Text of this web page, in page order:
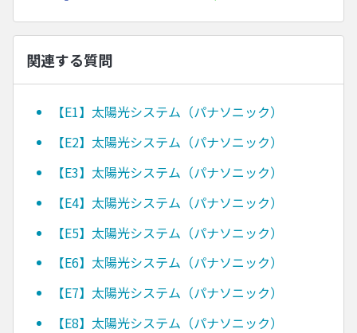
関連する質問
【E1】太陽光システム（パナソニック）
【E2】太陽光システム（パナソニック）
【E3】太陽光システム（パナソニック）
【E4】太陽光システム（パナソニック）
【E5】太陽光システム（パナソニック）
【E6】太陽光システム（パナソニック）
【E7】太陽光システム（パナソニック）
【E8】太陽光システム（パナソニック）